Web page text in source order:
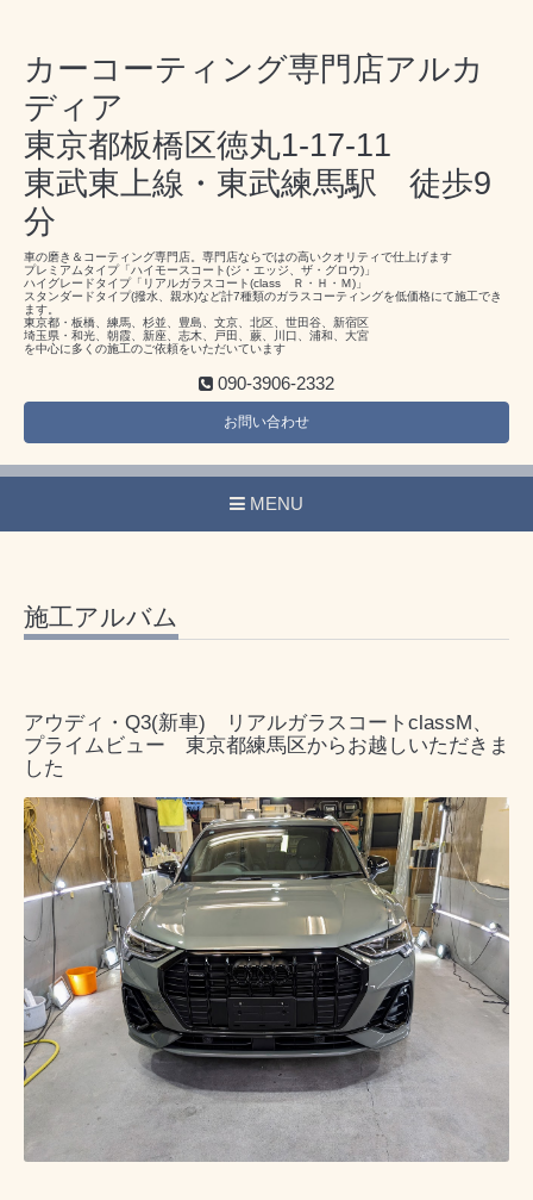
カーコーティング専門店アルカ
ディア
東京都板橋区徳丸1-17-11
東武東上線・東武練馬駅 徒歩9
分
車の磨き＆コーティング専門店。専門店ならではの高いクオリティで仕上げます
プレミアムタイプ「ハイモースコート(ジ・エッジ、ザ・グロウ)」
ハイグレードタイプ「リアルガラスコート(class Ｒ・Ｈ・Ｍ)」
スタンダードタイプ(撥水、親水)など計7種類のガラスコーティングを低価格にて施工でき
ます。
東京都・板橋、練馬、杉並、豊島、文京、北区、世田谷、新宿区
埼玉県・和光、朝霞、新座、志木、戸田、蕨、川口、浦和、大宮
を中心に多くの施工のご依頼をいただいています
090-3906-2332
お問い合わせ
MENU
施工アルバム
アウディ・Q3(新車) リアルガラスコートclassM、
プライムビュー 東京都練馬区からお越しいただきま
した